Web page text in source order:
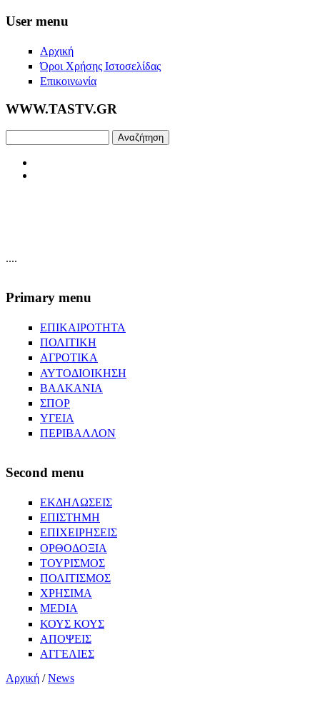
Skip to main content
User menu
Αρχική
Όροι Χρήσης Ιστοσελίδας
Επικοινωνία
WWW.TASTV.GR
....
Primary menu
ΕΠΙΚΑΙΡΟΤΗΤΑ
ΠΟΛΙΤΙΚΗ
ΑΓΡΟΤΙΚΑ
ΑΥΤΟΔΙΟΙΚΗΣΗ
ΒΑΛΚΑΝΙΑ
ΣΠΟΡ
ΥΓΕΙΑ
ΠΕΡΙΒΑΛΛΟΝ
Second menu
ΕΚΔΗΛΩΣΕΙΣ
ΕΠΙΣΤΗΜΗ
ΕΠΙΧΕΙΡΗΣΕΙΣ
ΟΡΘΟΔΟΞΙΑ
ΤΟΥΡΙΣΜΟΣ
ΠΟΛΙΤΙΣΜΟΣ
ΧΡΗΣΙΜΑ
MEDIA
ΚΟΥΣ ΚΟΥΣ
ΑΠΟΨΕΙΣ
ΑΓΓΕΛΙΕΣ
Αρχική /News